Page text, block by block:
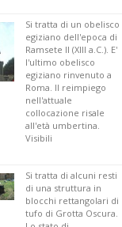
Si tratta di un obelisco
egiziano dell'epoca di
Ramsete II (XIII a.C.). E'
l'ultimo obelisco
egiziano rinvenuto a
Roma. Il reimpiego
nell'attuale
collocazione risale
all'età umbertina.
Visibili
Si tratta di alcuni resti
di una struttura in
blocchi rettangolari di
tufo di Grotta Oscura.